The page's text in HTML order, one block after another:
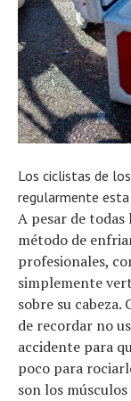
Los ciclistas de
regularmente esta
A pesar de
método de
profesionales,
simplemente
sobre su cabeza.
de recordar no
accidente para
poco para
son los